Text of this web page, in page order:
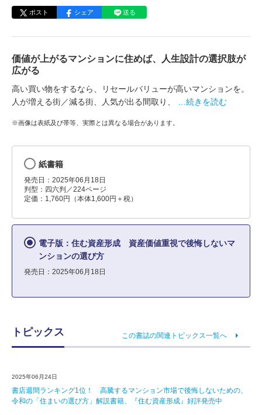
ポスト シェア 送る
価値が上がるマンションに住めば、人生設計の選択肢が
広がる
高い買い物をするなら、リセールバリューが高いマンションを。
人が増える街／減る街、人気が出る間取り、
…続きを読む
※画像は表紙及び帯等、実際とは異なる場合があります。
紙書籍
発売日：2025年06月18日
判型：四六判／224ページ
定価：1,760円（本体1,600円＋税）
電子版：住む資産形成 資産価値重視で後悔しないマ
ンションの選び方
発売日：2025年06月18日
トピックス この書誌の関連トピックス一覧へ
2025年06月24日
書店週間ランキング1位！ 高騰するマンション市場で後悔しないための、
令和の「住まいの選び方」解説書籍、『住む資産形成』好評発売中